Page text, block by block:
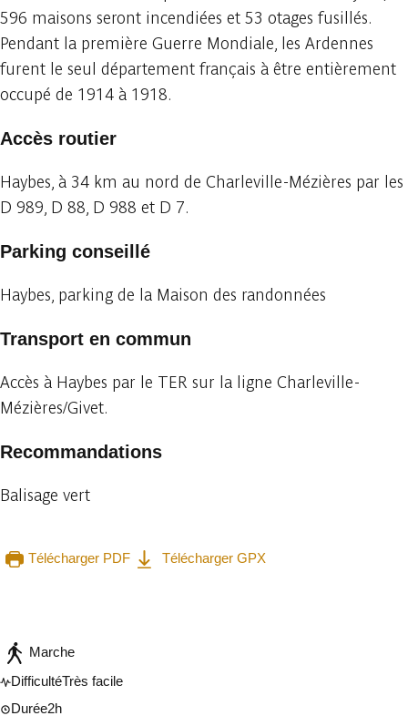
596 maisons seront incendiées et 53 otages fusillés.
Pendant la première Guerre Mondiale, les Ardennes
furent le seul département français à être entièrement
occupé de 1914 à 1918.
Accès routier
Haybes, à 34 km au nord de Charleville-Mézières par les
D 989, D 88, D 988 et D 7.
Parking conseillé
Haybes, parking de la Maison des randonnées
Transport en commun
Accès à Haybes par le TER sur la ligne Charleville-
Mézières/Givet.
Recommandations
Balisage vert
Télécharger PDF
Télécharger GPX
Marche
DifficultéTrès facile
Durée2h